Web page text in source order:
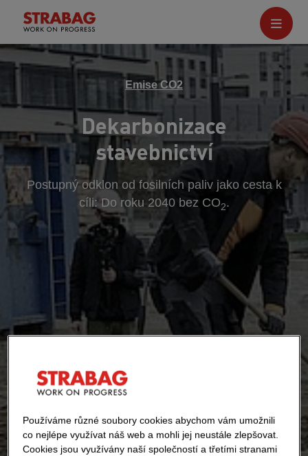
Emise CO2
Dekarbonizace
stavebnictví
Postupný odklon od fosilních paliv jako cesta k
cíli: Do roku 2040 bez CO2.
Používáme různé soubory cookies abychom vám umožnili
co nejlépe využívat náš web a mohli jej neustále zlepšovat.
Cookies jsou využívány naší společností a třetími stranami